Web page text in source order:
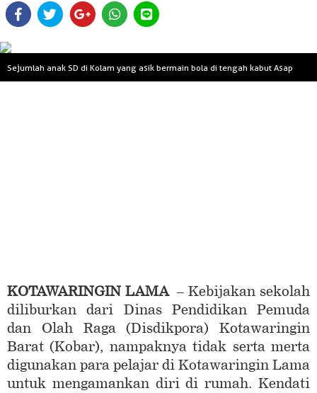
Sejumlah anak SD di Kolam yang asik bermain bola di tengah kabut Asap
KOTAWARINGIN LAMA– Kebijakan sekolah
diliburkan dari Dinas Pendidikan Pemuda
dan Olah Raga (Disdikpora) Kotawaringin
Barat (Kobar), nampaknya tidak serta merta
digunakan para pelajar di Kotawaringin Lama
untuk mengamankan diri di rumah. Kendati